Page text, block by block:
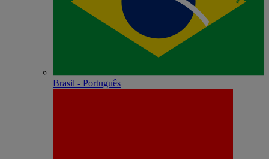
Brasil - Português